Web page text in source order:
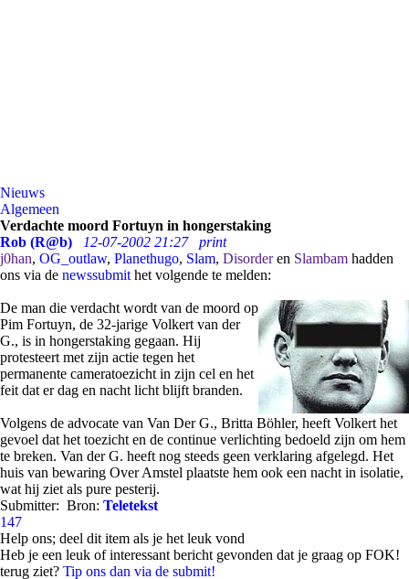
Nieuws
Algemeen
Verdachte moord Fortuyn in hongerstaking
Rob (R@b)
12-07-2002 21:27
print
j0han, OG_outlaw, Planethugo, Slam, Disorderen Slambam hadden
ons via de newssubmit het volgende te melden:
De man die verdacht wordt van de moord op
Pim Fortuyn, de 32-jarige Volkert van der
G., is in hongerstaking gegaan. Hij
protesteert met zijn actie tegen het
permanente cameratoezicht in zijn cel en het
feit dat er dag en nacht licht blijft branden.
Volgens de advocate van Van Der G., Britta Böhler, heeft Volkert het
gevoel dat het toezicht en de continue verlichting bedoeld zijn om hem
te breken. Van der G. heeft nog steeds geen verklaring afgelegd. Het
huis van bewaring Over Amstel plaatste hem ook een nacht in isolatie,
wat hij ziet als pure pesterij.
Submitter: Bron: Teletekst
147
Help ons; deel dit item als je het leuk vond
Heb je een leuk of interessant bericht gevonden dat je graag op FOK!
terug ziet? Tip ons dan via de submit!